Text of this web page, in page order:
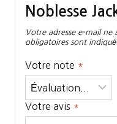
Noblesse
Votre adresse e-mail ne
obligatoires sont
Votre note *
Votre avis *